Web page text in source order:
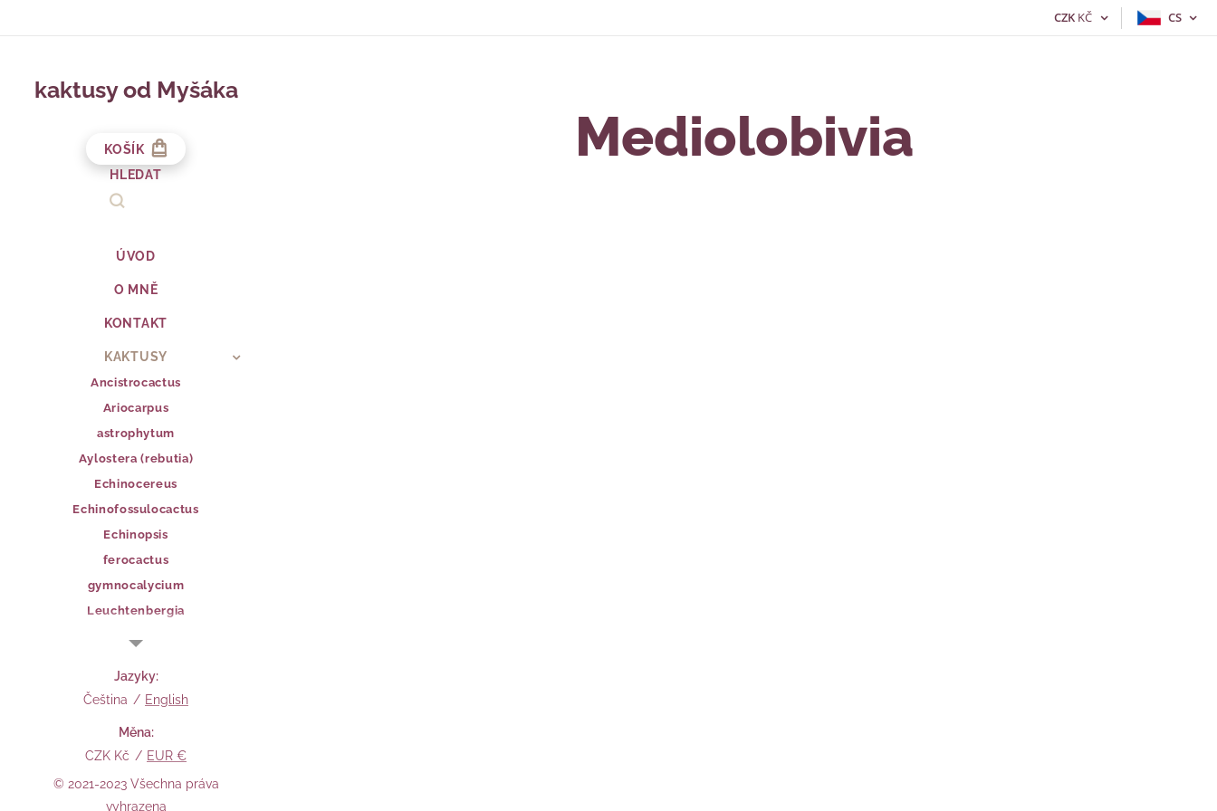
CZK KČ CS
kaktusy od Myšáka
KOŠÍK
HLEDAT
ÚVOD
O MNĚ
KONTAKT
KAKTUSY
Ancistrocactus
Ariocarpus
astrophytum
Aylostera (rebutia)
Echinocereus
Echinofossulocactus
Echinopsis
ferocactus
gymnocalycium
Leuchtenbergia
Mammillaria
Myrtillocactus
Notocatus
Parodie
Mediolobivia
© 2021-2023 Všechna práva
vyhrazena
Jazyky
Čeština
English
Měna
CZK Kč
EUR €